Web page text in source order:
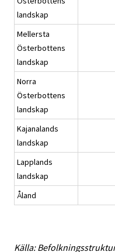
landskap
Mellersta
Österbottens
landskap
Norra
Österbottens
landskap
Kajanalands
landskap
Lapplands
landskap
Åland
Källa: